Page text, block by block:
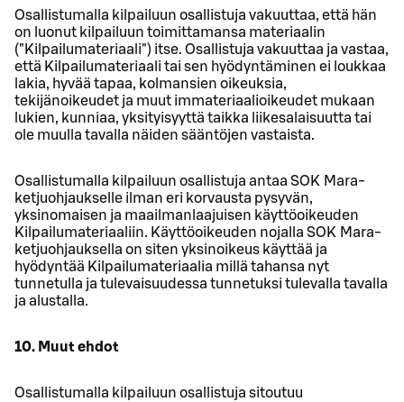
Osallistumalla kilpailuun osallistuja vakuuttaa, että hän
on luonut kilpailuun toimittamansa materiaalin
("Kilpailumateriaali") itse. Osallistuja vakuuttaa ja vastaa,
että Kilpailumateriaali tai sen hyödyntäminen ei loukkaa
lakia, hyvää tapaa, kolmansien oikeuksia,
tekijänoikeudet ja muut immateriaalioikeudet mukaan
lukien, kunniaa, yksityisyyttä taikka liikesalaisuutta tai
ole muulla tavalla näiden sääntöjen vastaista.
Osallistumalla kilpailuun osallistuja antaa SOK Mara-
ketjuohjaukselle ilman eri korvausta pysyvän,
yksinomaisen ja maailmanlaajuisen käyttöoikeuden
Kilpailumateriaaliin. Käyttöoikeuden nojalla SOK Mara-
ketjuohjauksella on siten yksinoikeus käyttää ja
hyödyntää Kilpailumateriaalia millä tahansa nyt
tunnetulla ja tulevaisuudessa tunnetuksi tulevalla tavalla
ja alustalla.
10. Muut ehdot
Osallistumalla kilpailuun osallistuja sitoutuu